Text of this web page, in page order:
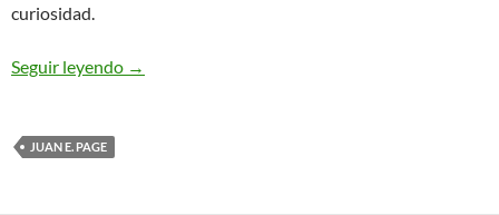
curiosidad.
Seguir leyendo Una censura poco usual
→
JUAN E. PAGE